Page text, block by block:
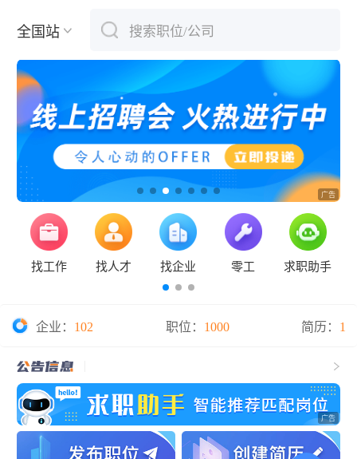
全国站 搜索职位/公司
下拉刷新
找工作 找人才 找企业 零工 求职助手
企业： 102 职位： 1000 简历： 1